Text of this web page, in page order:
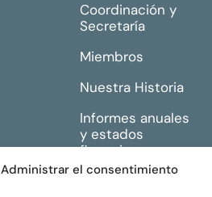
Administrar el consentimiento
Coordinación y
Secretaría
Miembros
Nuestra Historia
Informes anuales
y estados
financieros